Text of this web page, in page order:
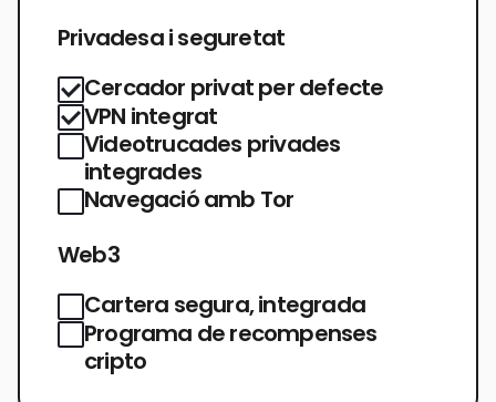
Privadesa i seguretat
Cercador privat per defecte
VPN integrat
Videotrucades privades
integrades
Navegació amb Tor
Web3
Cartera segura, integrada
Programa de recompenses
cripto